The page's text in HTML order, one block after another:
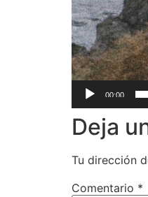
00:00
Deja
Tu dirección
Comentario *